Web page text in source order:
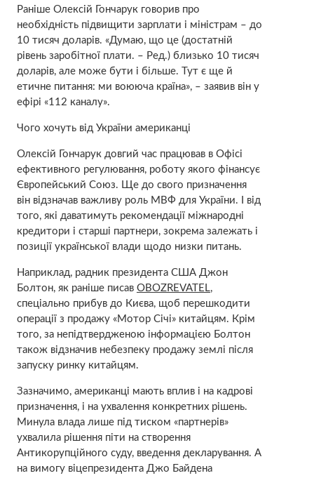
Раніше Олексій Гончарук говорив про
необхідність підвищити зарплати і міністрам – до
10 тисяч доларів. «Думаю, що це (достатній
рівень заробітної плати. – Ред.) близько 10 тисяч
доларів, але може бути і більше. Тут є ще й
етичне питання: ми воююча країна», – заявив він у
ефірі «112 каналу».
Чого хочуть від України американці
Олексій Гончарук довгий час працював в Офісі
ефективного регулювання, роботу якого фінансує
Європейський Союз. Ще до свого призначення
він відзначав важливу роль МВФ для України. І від
того, які даватимуть рекомендації міжнародні
кредитори і старші партнери, зокрема залежать і
позиції української влади щодо низки питань.
Наприклад, радник президента США Джон
Болтон, як раніше писав OBOZREVATEL,
спеціально прибув до Києва, щоб перешкодити
операції з продажу «Мотор Січі» китайцям. Крім
того, за непідтвердженою інформацією Болтон
також відзначив небезпеку продажу землі після
запуску ринку китайцям.
Зазначимо, американці мають вплив і на кадрові
призначення, і на ухвалення конкретних рішень.
Минула влада лише під тиском «партнерів»
ухвалила рішення піти на створення
Антикорупційного суду, введення декларування. А
на вимогу віцепрезидента Джо Байдена